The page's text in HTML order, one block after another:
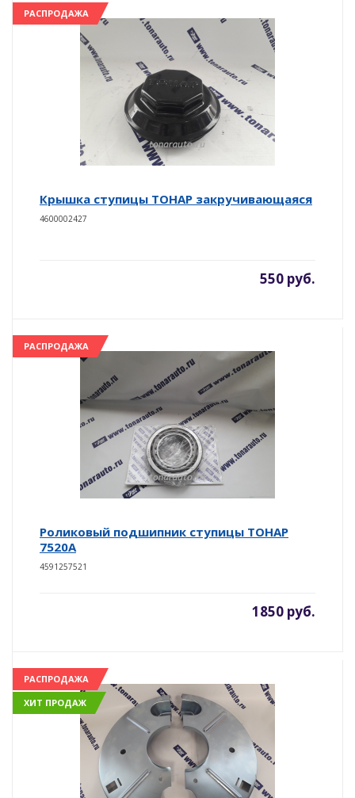
РАСПРОДАЖА
Крышка ступицы ТОНАР закручивающаяся
4600002427
550 руб.
РАСПРОДАЖА
Роликовый подшипник ступицы ТОНАР
7520А
4591257521
1850 руб.
РАСПРОДАЖА
ХИТ ПРОДАЖ